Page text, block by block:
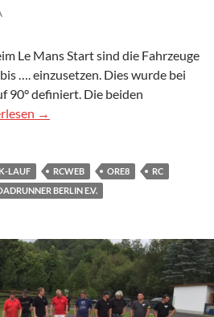
Le Mans Start sind die Fahrzeuge
…. einzusetzen. Dies wurde bei
90° definiert. Die beiden
OST BEI DEN ROADRUNNER
→
LAUF RCWEB ORE8
RC
BERLIN E.V.